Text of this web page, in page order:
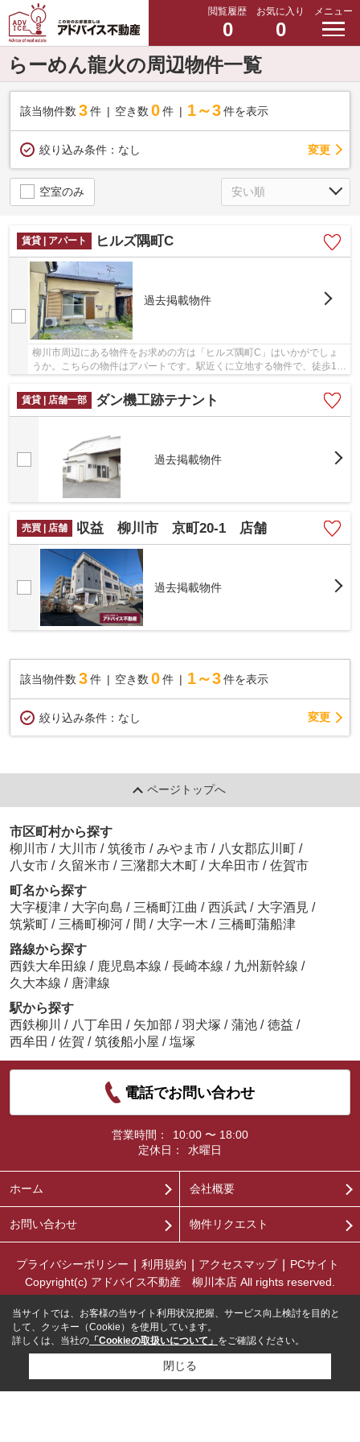
閲覧履歴
0
お気に入り
0
メニュー
らーめん龍火の周辺物件一覧
該当物件数 3件 空き数 0 件 1～3 件を表示
絞り込み条件： なし 変更
空室のみ
賃貸 | アパート ヒルズ隅町C
過去掲載物件
柳川市周辺にある物件をお求めの方は「ヒルズ隅町C」はいかがでしょ
うか。こちらの物件はアパートです。駅近くに立地する物件で、徒歩15
賃貸 | 店舗一部
ダン機工跡テナント
過去掲載物件
売買 | 店舗 収益 柳川市 京町20-1 店舗
過去掲載物件
該当物件数 3件 空き数 0 件 1～3 件を表示
絞り込み条件： なし 変更
ページトップへ
市区町村から探す
柳川市 / 大川市 / 筑後市 / みやま市 / 八女郡広川町
/
八女市 / 久留米市 / 三潴郡大木町 / 大牟田市 / 佐賀市
町名から探す
大字榎津 / 大字向島 / 三橋町江曲 / 西浜武 / 大字酒見 /
筑紫町 / 三橋町柳河 / 間 / 大字一木 / 三橋町蒲船津
路線から探す
西鉄大牟田線 / 鹿児島本線 / 長崎本線 / 九州新幹線 /
久大本線 / 唐津線
駅から探す
西鉄柳川 / 八丁牟田 / 矢加部 / 羽犬塚 / 蒲池 / 徳益 /
西牟田 / 佐賀 / 筑後船小屋 / 塩塚
電話でお問い合わせ
営業時間：
10:00 〜 18:00
定休日：
水曜日
ホーム 会社概要
お問い合わせ 物件リクエスト
プライバシーポリシー 利用規約 アクセスマップ
PCサイト
Copyright(c) アドバイス不動産 柳川本店 All rights reserved.
当サイトでは、お客様の当サイト利用状況把握、サービス向上検討を目的と
して、クッキー（Cookie）を使用しています。
詳しくは、当社の 「Cookieの取扱いについて」 をご確認ください。
閉じる